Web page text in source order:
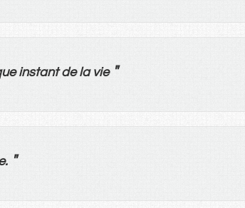
instant de la vie "
. "